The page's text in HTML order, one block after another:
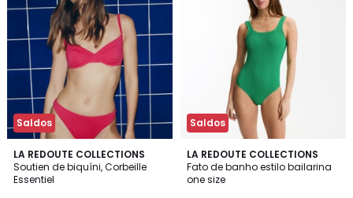
Saldos
LA REDOUTE COLLECTIONS
Soutien de biquíni, Corbeille
Essentiel
3
/
5
3
Cores
Saldos
LA REDOUTE COLLECTIONS
Fato de banho estilo bailarina
one size
3,7
/ 5
2
Cores